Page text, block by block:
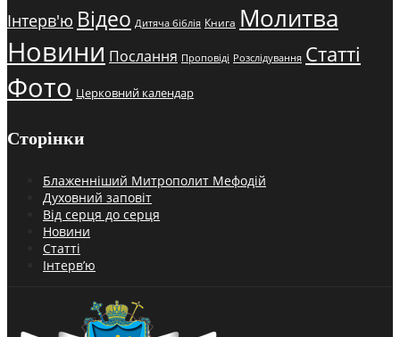
Інтерв'ю Відео Дитяча біблія Книга Молитва
Новини Послання Проповіді Розслідування Статті
Фото Церковний календар
Сторінки
Блаженніший Митрополит Мефодій
Духовний заповіт
Від серця до серця
Новини
Статті
Інтерв’ю